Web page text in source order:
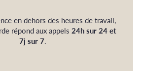
en dehors des heures de travail,
répond aux appels 24h sur 24 et
7j sur 7.